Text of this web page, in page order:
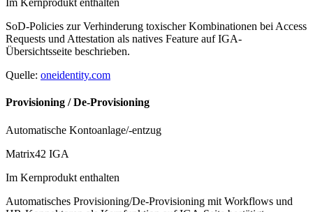
Im Kernprodukt enthalten
SoD-Policies zur Verhinderung toxischer Kombinationen bei Access
Requests und Attestation als natives Feature auf IGA-
Übersichtsseite beschrieben.
Quelle: oneidentity.com
Provisioning / De-Provisioning
Automatische Kontoanlage/-entzug
Matrix42 IGA
Im Kernprodukt enthalten
Automatisches Provisioning/De-Provisioning mit Workflows und